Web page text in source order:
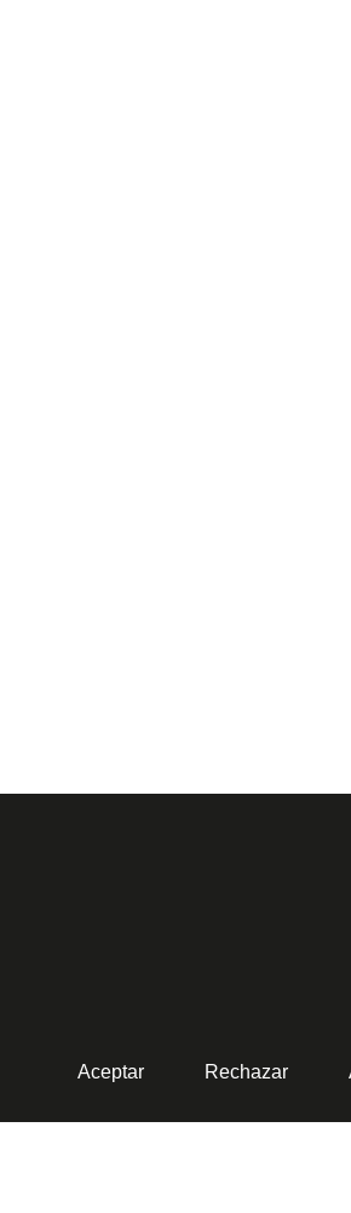
Aceptar Rechazar